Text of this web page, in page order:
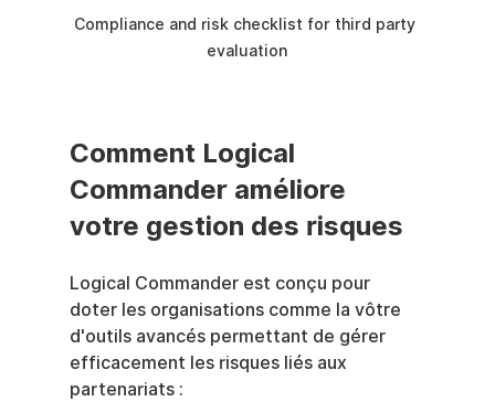
Compliance and risk checklist for third party
evaluation
Comment Logical
Commander améliore
votre gestion des risques
Logical Commander est conçu pour
doter les organisations comme la vôtre
d'outils avancés permettant de gérer
efficacement les risques liés aux
partenariats :